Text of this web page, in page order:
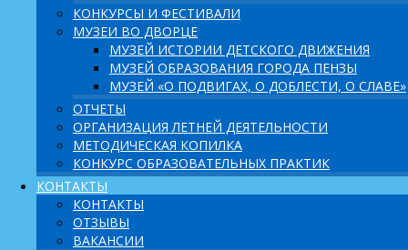
КОНКУРСЫ И ФЕСТИВАЛИ
МУЗЕИ ВО ДВОРЦЕ
МУЗЕЙ ИСТОРИИ ДЕТСКОГО ДВИЖЕНИЯ
МУЗЕЙ ОБРАЗОВАНИЯ ГОРОДА ПЕНЗЫ
МУЗЕЙ «О ПОДВИГАХ, О ДОБЛЕСТИ, О СЛАВЕ»
ОТЧЕТЫ
ОРГАНИЗАЦИЯ ЛЕТНЕЙ ДЕЯТЕЛЬНОСТИ
МЕТОДИЧЕСКАЯ КОПИЛКА
КОНКУРС ОБРАЗОВАТЕЛЬНЫХ ПРАКТИК
КОНТАКТЫ
КОНТАКТЫ
ОТЗЫВЫ
ВАКАНСИИ